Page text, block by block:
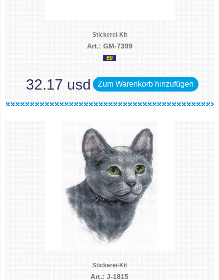
Stickerei-Kit
Art.: GM-7399
32.17 usd Zum Warenkorb hinzufügen
Stickerei-Kit
Art.: J-1815